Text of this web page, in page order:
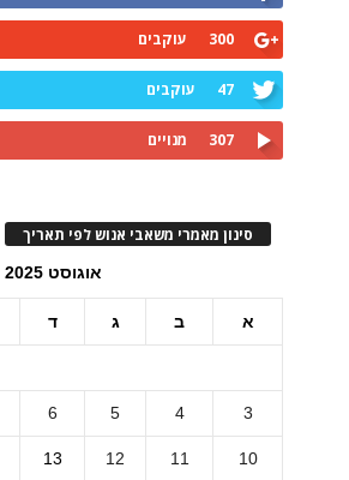
300 עוקבים
47 עוקבים
307 מנויים
סינון מאמרי משאבי אנוש לפי תאריך
אוגוסט 2025
א ב ג ד
3
4
5
6
10
11
12
13